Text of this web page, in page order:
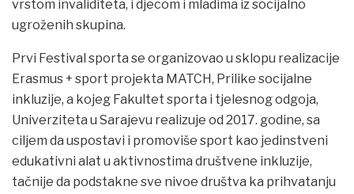
vrstom invaliditeta, i djecom i mladima iz socijalno
ugroženih skupina.
Prvi Festival sporta se organizovao u sklopu realizacije
Erasmus + sport projekta MATCH, Prilike socijalne
inkluzije, a kojeg Fakultet sporta i tjelesnog odgoja,
Univerziteta u Sarajevu realizuje od 2017. godine, sa
ciljem da uspostavi i promoviše sport kao jedinstveni
edukativni alat u aktivnostima društvene inkluzije,
tačnije da podstakne sve nivoe društva ka prihvatanju